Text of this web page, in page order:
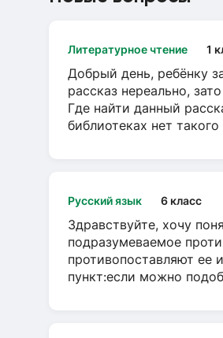
Литературное чтение 1
Добрый день, ребёнку
рассказ нереально,
Где найти данный
библиотеках нет такого
Русский язык 6 класс
Здравствуйте, хочу
подразумеваемое
противопоставляют ее
пункт:если можно